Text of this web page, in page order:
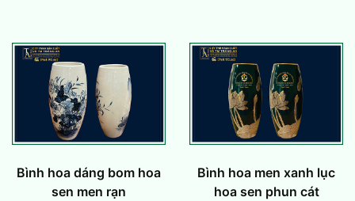
Bình hoa dáng bom hoa
sen men rạn
Bình hoa men xanh lục
hoa sen phun cát